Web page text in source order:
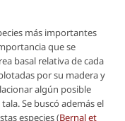
más importantes
que se
basal relativa de cada
por su madera y
algún posible
Se buscó además el
especies (Bernalet